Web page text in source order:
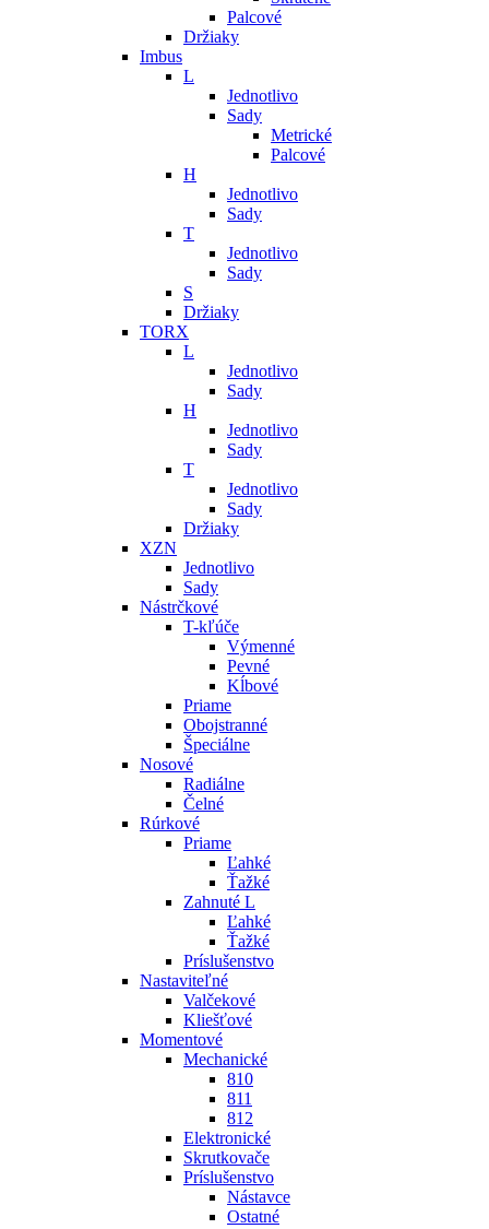
Palcové
Držiaky
Imbus
L
Jednotlivo
Sady
Metrické
Palcové
H
Jednotlivo
Sady
T
Jednotlivo
Sady
S
Držiaky
TORX
L
Jednotlivo
Sady
H
Jednotlivo
Sady
T
Jednotlivo
Sady
Držiaky
XZN
Jednotlivo
Sady
Nástrčkové
T-kľúče
Výmenné
Pevné
Kĺbové
Priame
Obojstranné
Špeciálne
Nosové
Radiálne
Čelné
Rúrkové
Priame
Ľahké
Ťažké
Zahnuté L
Ľahké
Ťažké
Príslušenstvo
Nastaviteľné
Valčekové
Kliešťové
Momentové
Mechanické
810
811
812
Elektronické
Skrutkovače
Príslušenstvo
Nástavce
Ostatné